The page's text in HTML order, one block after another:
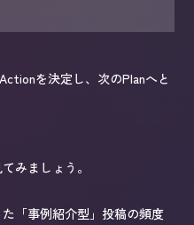
を決定し、次のPlanへと
みましょう。
「事例紹介型」投稿の頻度